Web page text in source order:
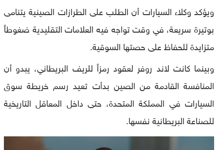
ويؤكد وكلاء السيارات أن الطلب على الطرازات الصينية يتنامى
بوتيرة سريعة، في وقت تواجه فيه العلامات التقليدية ضغوطاً
متزايدة للحفاظ على حصتها السوقية.
وبينما كانت لاند روفر لعقود رمزاً للريف البريطاني، يبدو أن
المنافسة القادمة من الصين بدأت تعيد رسم خريطة سوق
السيارات في المملكة المتحدة، حتى داخل المعاقل التاريخية
للصناعة البريطانية نفسها.